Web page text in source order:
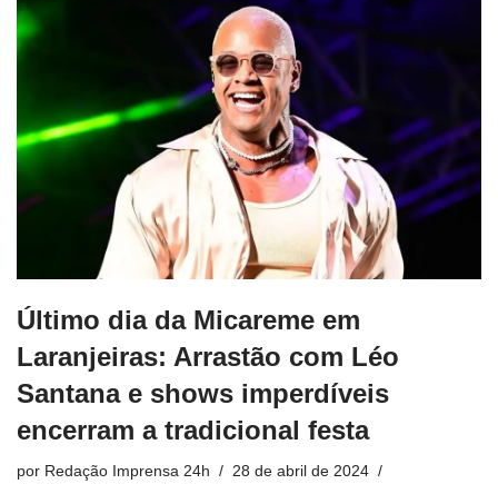
Último dia da Micareme em
Laranjeiras: Arrastão com Léo
Santana e shows imperdíveis
encerram a tradicional festa
por Redação Imprensa 24h
28 de abril de 2024